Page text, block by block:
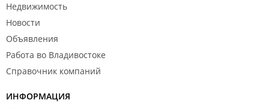
Недвижимость
Новости
Объявления
Работа во Владивостоке
Справочник компаний
ИНФОРМАЦИЯ